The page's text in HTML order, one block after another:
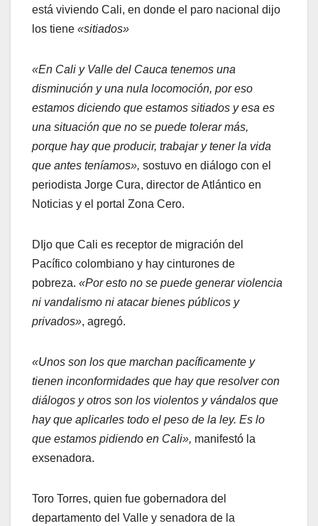
está viviendo Cali, en donde el paro nacional dijo
los tiene «sitiados»
«En Cali y Valle del Cauca tenemos una
disminución y una nula locomoción, por eso
estamos diciendo que estamos sitiados y esa es
una situación que no se puede tolerar más,
porque hay que producir, trabajar y tener la vida
que antes teníamos», sostuvo en diálogo con el
periodista Jorge Cura, director de Atlántico en
Noticias y el portal Zona Cero.
DIjo que Cali es receptor de migración del
Pacífico colombiano y hay cinturones de
pobreza. «Por esto no se puede generar violencia
ni vandalismo ni atacar bienes públicos y
privados», agregó.
«Unos son los que marchan pacíficamente y
tienen inconformidades que hay que resolver con
diálogos y otros son los violentos y vándalos que
hay que aplicarles todo el peso de la ley. Es lo
que estamos pidiendo en Cali», manifestó la
exsenadora.
Toro Torres, quien fue gobernadora del
departamento del Valle y senadora de la